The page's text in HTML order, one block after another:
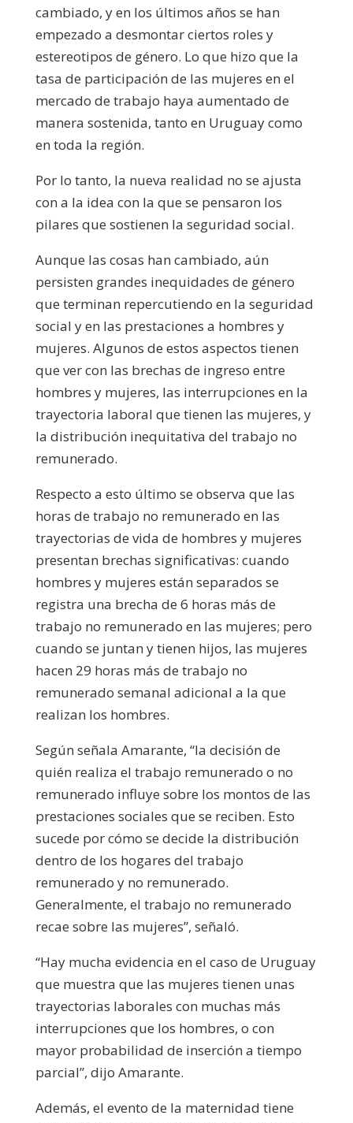
cambiado, y en los últimos años se han
empezado a desmontar ciertos roles y
estereotipos de género. Lo que hizo que la
tasa de participación de las mujeres en el
mercado de trabajo haya aumentado de
manera sostenida, tanto en Uruguay como
en toda la región.
Por lo tanto, la nueva realidad no se ajusta
con a la idea con la que se pensaron los
pilares que sostienen la seguridad social.
Aunque las cosas han cambiado, aún
persisten grandes inequidades de género
que terminan repercutiendo en la seguridad
social y en las prestaciones a hombres y
mujeres. Algunos de estos aspectos tienen
que ver con las brechas de ingreso entre
hombres y mujeres, las interrupciones en la
trayectoria laboral que tienen las mujeres, y
la distribución inequitativa del trabajo no
remunerado.
Respecto a esto último se observa que las
horas de trabajo no remunerado en las
trayectorias de vida de hombres y mujeres
presentan brechas significativas: cuando
hombres y mujeres están separados se
registra una brecha de 6 horas más de
trabajo no remunerado en las mujeres; pero
cuando se juntan y tienen hijos, las mujeres
hacen 29 horas más de trabajo no
remunerado semanal adicional a la que
realizan los hombres.
Según señala Amarante, “la decisión de
quién realiza el trabajo remunerado o no
remunerado influye sobre los montos de las
prestaciones sociales que se reciben. Esto
sucede por cómo se decide la distribución
dentro de los hogares del trabajo
remunerado y no remunerado.
Generalmente, el trabajo no remunerado
recae sobre las mujeres”, señaló.
“Hay mucha evidencia en el caso de Uruguay
que muestra que las mujeres tienen unas
trayectorias laborales con muchas más
interrupciones que los hombres, o con
mayor probabilidad de inserción a tiempo
parcial”, dijo Amarante.
Además, el evento de la maternidad tiene